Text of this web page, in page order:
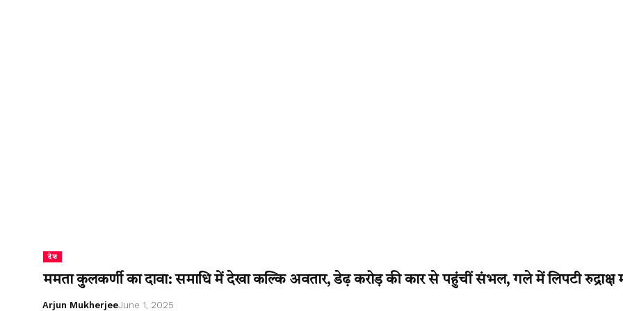
देश
ममता कुलकर्णी का दावा: समाधि में देखा कल्कि अवतार, डेढ़ करोड़ की कार से पहुंचीं संभल, गले में लिपटी रुद्राक्ष
Arjun MukherjeeJune 1, 2025